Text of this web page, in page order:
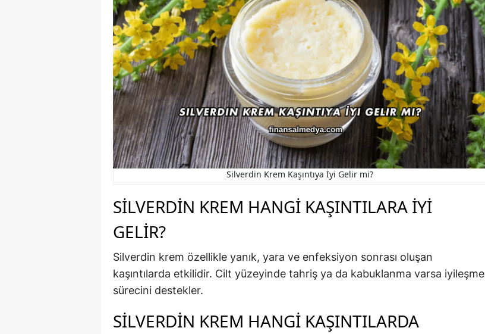
Silverdin Krem Kaşıntıya İyi Gelir mi?
SILVERDIN KREM HANGI KAŞINTILARA İYI
GELIR?
Silverdin krem özellikle yanık, yara ve enfeksiyon sonrası oluşan
kaşıntılarda etkilidir. Cilt yüzeyinde tahriş ya da kabuklanma varsa iyileşme
sürecini destekler.
SILVERDIN KREM HANGI KAŞINTILARDA